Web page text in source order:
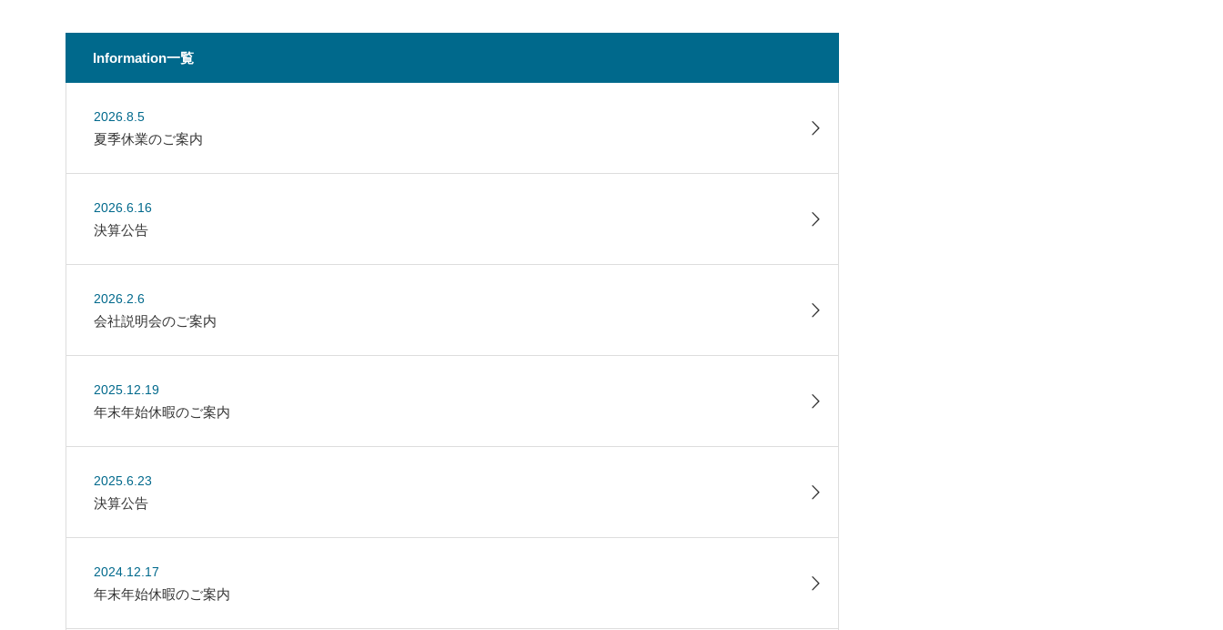
Information一覧
2026.8.5
夏季休業のご案内
2026.6.16
決算公告
2026.2.6
会社説明会のご案内
2025.12.19
年末年始休暇のご案内
2025.6.23
決算公告
2024.12.17
年末年始休暇のご案内